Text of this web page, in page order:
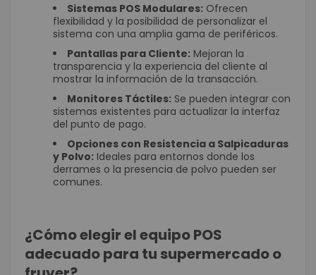
Sistemas POS Modulares: Ofrecen
flexibilidad y la posibilidad de personalizar el
sistema con una amplia gama de periféricos.
Pantallas para Cliente: Mejoran la
transparencia y la experiencia del cliente al
mostrar la información de la transacción.
Monitores Táctiles: Se pueden integrar con
sistemas existentes para actualizar la interfaz
del punto de pago.
Opciones con Resistencia a Salpicaduras
y Polvo: Ideales para entornos donde los
derrames o la presencia de polvo pueden ser
comunes.
¿Cómo elegir el equipo POS
adecuado para tu supermercado o